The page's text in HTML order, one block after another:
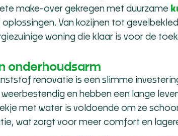
make-over gekregen met duurzame
Van kozijnen tot
woning die klaar is voor de
onderhoudsarm
renovatie is een slimme
en hebben een lange
met water is voldoende om ze
wat zorgt voor meer comfort en